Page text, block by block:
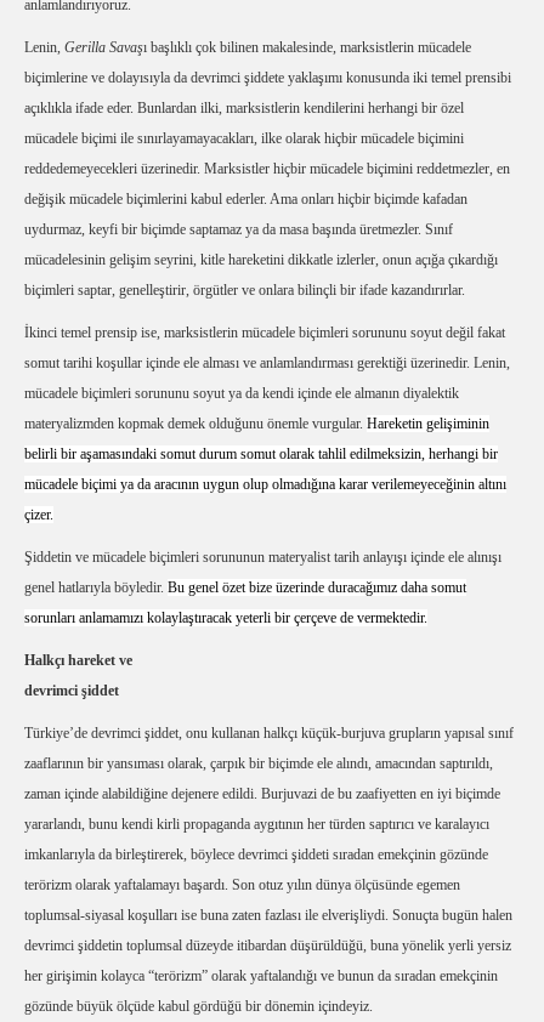
anlamlandırıyoruz.
Lenin, Gerilla Savaşı başlıklı çok bilinen makalesinde, marksistlerin mücadele
biçimlerine ve dolayısıyla da devrimci şiddete yaklaşımı konusunda iki temel prensibi
açıklıkla ifade eder. Bunlardan ilki, marksistlerin kendilerini herhangi bir özel
mücadele biçimi ile sınırlayamayacakları, ilke olarak hiçbir mücadele biçimini
reddedemeyecekleri üzerinedir. Marksistler hiçbir mücadele biçimini reddetmezler, en
değişik mücadele biçimlerini kabul ederler. Ama onları hiçbir biçimde kafadan
uydurmaz, keyfi bir biçimde saptamaz ya da masa başında üretmezler. Sınıf
mücadelesinin gelişim seyrini, kitle hareketini dikkatle izlerler, onun açığa çıkardığı
biçimleri saptar, genelleştirir, örgütler ve onlara bilinçli bir ifade kazandırırlar.
İkinci temel prensip ise, marksistlerin mücadele biçimleri sorununu soyut değil fakat
somut tarihi koşullar içinde ele alması ve anlamlandırması gerektiği üzerinedir. Lenin,
mücadele biçimleri sorununu soyut ya da kendi içinde ele almanın diyalektik
materyalizmden kopmak demek olduğunu önemle vurgular. Hareketin gelişiminin
belirli bir aşamasındaki somut durum somut olarak tahlil edilmeksizin, herhangi bir
mücadele biçimi ya da aracının uygun olup olmadığına karar verilemeyeceğinin altını
çizer.
Şiddetin ve mücadele biçimleri sorununun materyalist tarih anlayışı içinde ele alınışı
genel hatlarıyla böyledir. Bu genel özet bize üzerinde duracağımız daha somut
sorunları anlamamızı kolaylaştıracak yeterli bir çerçeve de vermektedir.
Halkçı hareket ve
devrimci şiddet
Türkiye’de devrimci şiddet, onu kullanan halkçı küçük-burjuva grupların yapısal sınıf
zaaflarının bir yansıması olarak, çarpık bir biçimde ele alındı, amacından saptırıldı,
zaman içinde alabildiğine dejenere edildi. Burjuvazi de bu zaafiyetten en iyi biçimde
yararlandı, bunu kendi kirli propaganda aygıtının her türden saptırıcı ve karalayıcı
imkanlarıyla da birleştirerek, böylece devrimci şiddeti sıradan emekçinin gözünde
terörizm olarak yaftalamayı başardı. Son otuz yılın dünya ölçüsünde egemen
toplumsal-siyasal koşulları ise buna zaten fazlası ile elverişliydi. Sonuçta bugün halen
devrimci şiddetin toplumsal düzeyde itibardan düşürüldüğü, buna yönelik yerli yersiz
her girişimin kolayca “terörizm” olarak yaftalandığı ve bunun da sıradan emekçinin
gözünde büyük ölçüde kabul gördüğü bir dönemin içindeyiz.